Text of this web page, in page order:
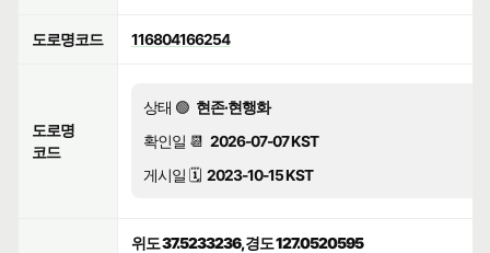
도로명코드 116804166254
도로명
코드
상태 🟢 현존·현행화
확인일 📆 2026-07-07 KST
게시일 🗓️ 2023-10-15 KST
위도 37.5233236, 경도 127.0520595